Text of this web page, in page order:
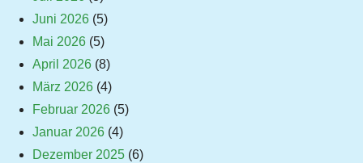
Juni 2026 (5)
Mai 2026 (5)
April 2026 (8)
März 2026 (4)
Februar 2026 (5)
Januar 2026 (4)
Dezember 2025 (6)